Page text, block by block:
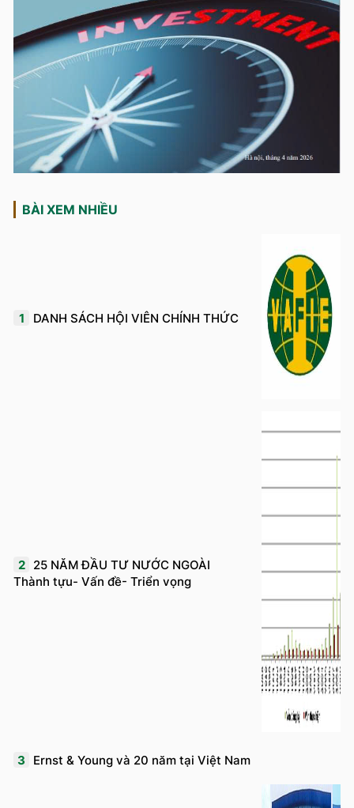
BÀI XEM NHIỀU
1 DANH SÁCH HỘI VIÊN CHÍNH THỨC
2
25 NĂM ĐẦU TƯ NƯỚC NGOÀI
Thành tựu- Vấn đề- Triển vọng
3 Ernst & Young và 20 năm tại Việt Nam